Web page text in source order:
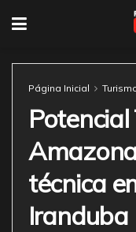
Página Inicial
Potencial
técnica
Iranduba